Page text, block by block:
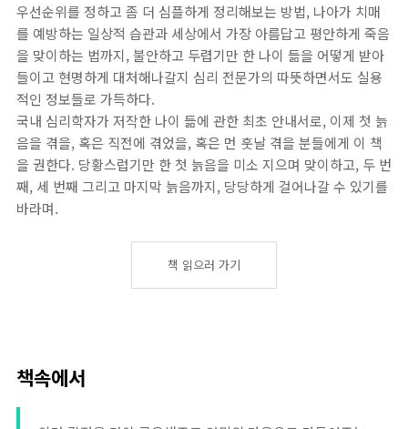
우선순위를 정하고 좀 더 심플하게 정리해보는 방법, 나아가 치매
를 예방하는 일상적 습관과 세상에서 가장 아름답고 평안하게 죽음
을 맞이하는 법까지, 불안하고 두렵기만 한 나이 듦을 어떻게 받아
들이고 현명하게 대처해나갈지 심리 전문가의 따뜻하면서도 실용
적인 정보들로 가득하다.
국내 심리학자가 저작한 나이 듦에 관한 최초 안내서로, 이제 첫 늙
음을 겪을, 혹은 직전에 겪었을, 혹은 먼 훗날 겪을 분들에게 이 책
을 권한다. 당황스럽기만 한 첫 늙음을 미소 지으며 맞이하고, 두 번
째, 세 번째 그리고 마지막 늙음까지, 당당하게 걸어나갈 수 있기를
바라며.
책 읽으러 가기
책속에서